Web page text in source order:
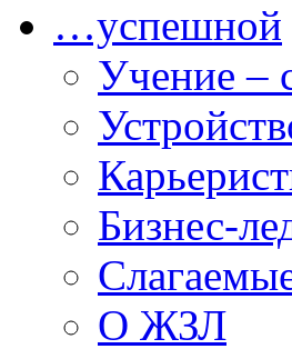
…успешной
Учение –
Бизнес-
О ЖЗЛ